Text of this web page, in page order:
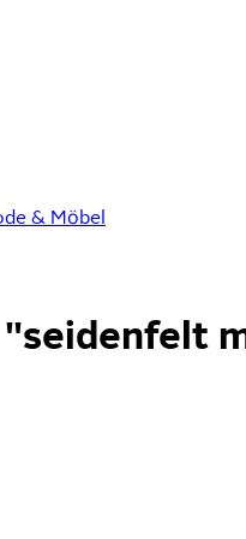
& Möbel
"seidenfelt